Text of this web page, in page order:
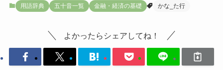
用語辞典 五十音一覧 金融・経済の基礎 かな_た行
よかったらシェアしてね！